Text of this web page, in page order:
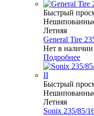
Быстрый
Летняя
General Tire
Нет в наличии
Подробнее
Быстрый
Летняя
Sonix 235/85/